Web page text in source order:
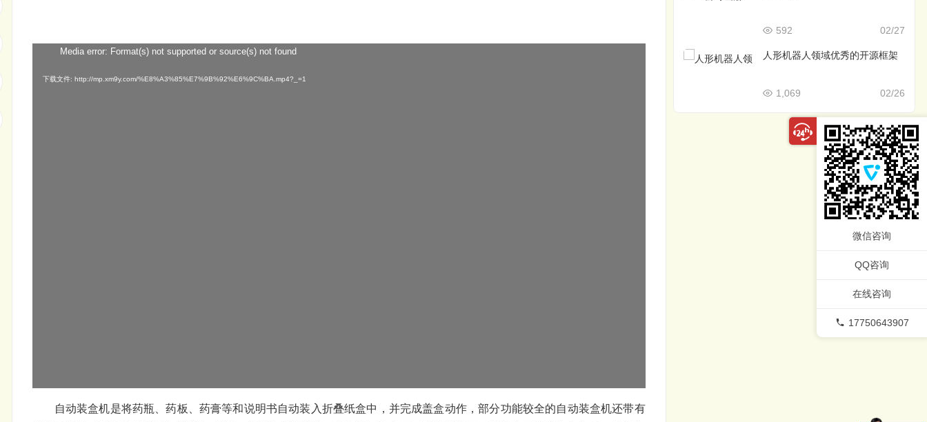
Media error: Format(s) not supported or source(s) not found
下载文件: http://mp.xm9y.com/%E8%A3%85%E7%9B%92%E6%9C%BA.mp4?_=1
自动装盒机是将药瓶、药板、药膏等和说明书自动装入折叠纸盒中，并完成盖盒动作，部分功能较全的自动装盒机还带有
02/27
592
人形机器人领域优秀的开源框架
02/26
1,069
微信咨询
QQ咨询
在线咨询
17750643907